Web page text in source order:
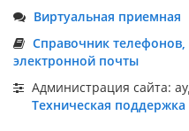
Виртуальная приемная
Справочник телефонов,
электронной почты
Администрация сайта:
Техническая поддержка